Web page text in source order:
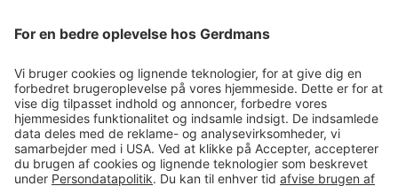
Tips & guides
Kontakt
salg@gerdmans.dk
49 18 07 07